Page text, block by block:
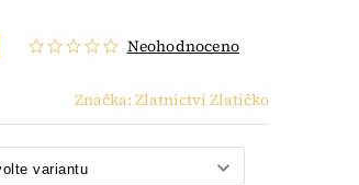
Neohodnoceno
Značka: Zlatnictví Zlatíčko